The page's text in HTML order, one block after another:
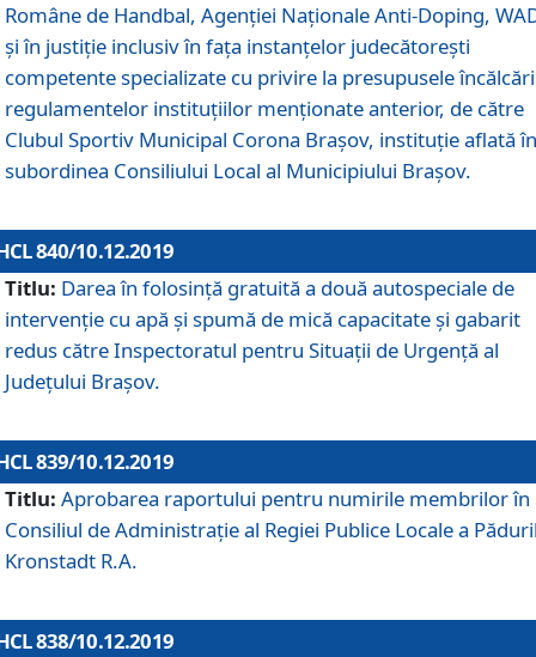
Române de Handbal, Agenției Naționale Anti-Doping,
și în justiție inclusiv în fața instanțelor judecătorești
competente specializate cu privire la presupusele
regulamentelor instituțiilor menționate anterior, de către
Clubul Sportiv Municipal Corona Braşov, instituție aflată în
subordinea Consiliului Local al Municipiului Brașov.
840/10.12.2019
Titlu: Darea în folosință gratuită a două autospeciale de
intervenție cu apă și spumă de mică capacitate și gabarit
redus către Inspectoratul pentru Situaţii de Urgenţă al
Judeţului Brașov.
839/10.12.2019
Titlu: Aprobarea raportului pentru numirile membrilor în
Consiliul de Administraţie al Regiei Publice Locale a
Kronstadt R.A.
838/10.12.2019